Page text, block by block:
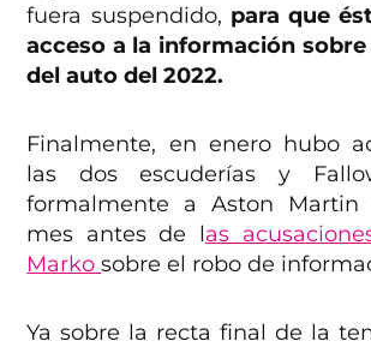
fuera suspendido, para que
acceso a la información
del auto del 2022.
Finalmente, en enero hubo
las dos escuderías y
formalmente a Aston
mes antes de las
Markosobre el robo de
Ya sobre la recta final de la